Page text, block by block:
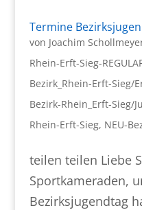
Termine
von Joachim
Rhein-Erft-Sieg-
Bezirk_Rhein-Erft-Sieg/
Bezirk-Rhein_Erft-Sieg/
Rhein-Erft-Sieg, NEU-
teilen teilen Liebe
Sportkameraden,
Bezirksjugendtag